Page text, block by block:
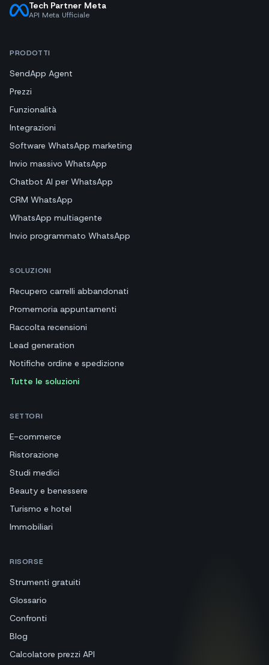
Tech Partner Meta
API Meta Ufficiale
PRODOTTI
SendApp Agent
Prezzi
Funzionalità
Integrazioni
Software WhatsApp marketing
Invio massivo WhatsApp
Chatbot AI per WhatsApp
CRM WhatsApp
WhatsApp multiagente
Invio programmato WhatsApp
SOLUZIONI
Recupero carrelli abbandonati
Promemoria appuntamenti
Raccolta recensioni
Lead generation
Notifiche ordine e spedizione
Tutte le soluzioni
SETTORI
E-commerce
Ristorazione
Studi medici
Beauty e benessere
Turismo e hotel
Immobiliari
RISORSE
Strumenti gratuiti
Glossario
Confronti
Blog
Calcolatore prezzi API